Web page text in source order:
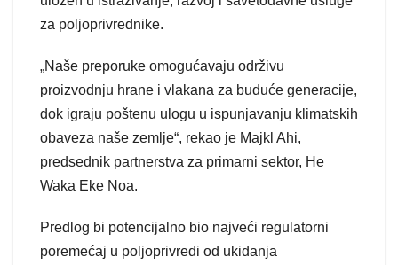
za poljoprivrednike.
„Naše preporuke omogućavaju održivu
proizvodnju hrane i vlakana za buduće generacije,
dok igraju poštenu ulogu u ispunjavanju klimatskih
obaveza naše zemlje“, rekao je Majkl Ahi,
predsednik partnerstva za primarni sektor, He
Waka Eke Noa.
Predlog bi potencijalno bio najveći regulatorni
poremećaj u poljoprivredi od ukidanja